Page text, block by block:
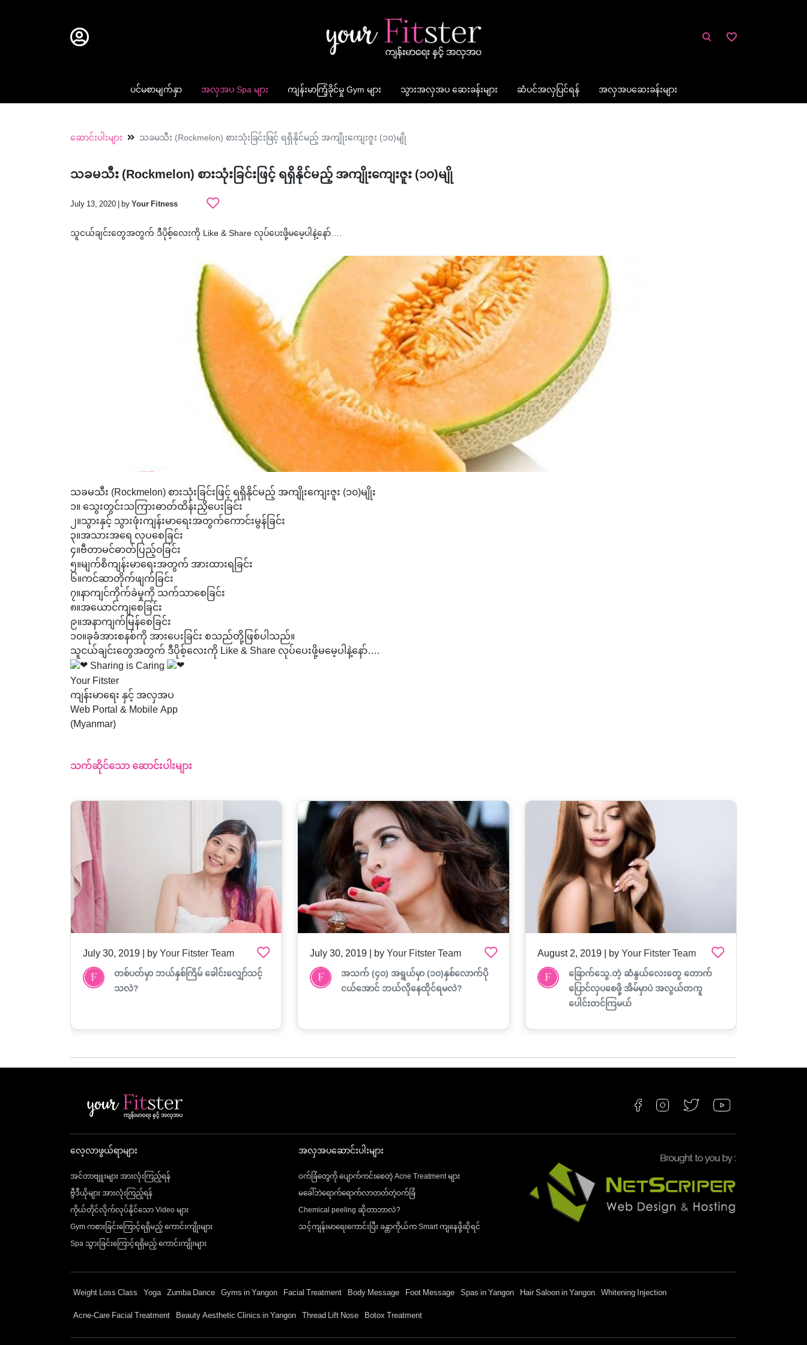
ပင်မစာမျက်နှာ အလှအပ Spa များ ကျန်းမာကြံ့ခိုင်မှု Gym များ သွားအလှအပ ဆေးခန်းများ ဆံပင်အလှပြင်ရန် အလှအပဆေးခန်းများ
ဆောင်းပါးများ သခမသီး (Rockmelon) စားသုံးခြင်းဖြင့် ရရှိနိုင်မည့် အကျိုးကျေးဇူး (၁၀)မျို
သခမသီး (Rockmelon) စားသုံးခြင်းဖြင့် ရရှိနိုင်မည့် အကျိုးကျေးဇူး (၁၀)မျို
July 13, 2020 | byYour Fitness
သူငယ်ချင်းတွေအတွက် ဒီပိုစ့်လေးကို Like & Share လုပ်ပေးဖို့မမေ့ပါနဲ့နော်….
သခမသီး (Rockmelon) စားသုံးခြင်းဖြင့် ရရှိနိုင်မည့် အကျိုးကျေးဇူး (၁၀)မျိုး
၁။ သွေးတွင်းသကြားဓာတ်ထိန်းညှိပေးခြင်း
၂။သွားနှင့် သွားဖုံးကျန်းမာရေးအတွက်ကောင်းမွန်ခြင်း
၃။အသားအရေ လှပစေခြင်း
၄။ဗီတာမင်ဓာတ်ပြည့်၀ခြင်း
၅။မျက်စိကျန်းမာရေးအတွက် အားထားရခြင်း
၆။ကင်ဆာတိုက်ဖျက်ခြင်း
၇။နာကျင်ကိုက်ခဲမှုကို သက်သာစေခြင်း
၈။အယောင်ကျစေခြင်း
၉။အနာကျက်မြန်စေခြင်း
၁၀။ခုခံအားစနစ်ကို အားပေးခြင်း စသည်တို့ဖြစ်ပါသည်။
သူငယ်ချင်းတွေအတွက် ဒီပိုစ့်လေးကို Like & Share လုပ်ပေးဖို့မမေ့ပါနဲ့နော်….
Sharing is Caring
Your Fitster
ကျန်းမာရေး နှင့် အလှအပ
Web Portal & Mobile App
(Myanmar)
သက်ဆိုင်သော ဆောင်းပါးများ
July 30, 2019 | byYour Fitster Team
တစ်ပတ်မှာ ဘယ်နှစ်ကြိမ် ခေါင်းလျှော်သင့်
သလဲ?
July 30, 2019 | byYour Fitster Team
အသက် (၄၀) အရွယ်မှာ (၁၀)နှစ်လောက်ပို
ငယ်အောင် ဘယ်လိုနေထိုင်ရမလဲ?
August 2, 2019 | byYour Fitster Team
ခြောက်သွေ.တဲ့ ဆံနွယ်လေးတွေ တောက်
ပြောင်လှပစေဖို့ အိမ်မှာပဲ အလွယ်တကူ
ပေါင်းတင်ကြမယ်
လေ့လာဖွယ်ရာများ
အင်တာဗျူးများ အားလုံးကြည့်ရန်
ဗွီဒီယိုများ အားလုံးကြည့်ရန်
ကိုယ်တိုင်လိုက်လုပ်နိုင်သော Video များ
Gym ကစားခြင်းကြောင့်ရရှိမည့် ကောင်းကျိုးများ
Spa သွားခြင်းကြောင့်ရရှိမည့် ကောင်းကျိုးများ
အလှအပဆောင်းပါးများ
ဝက်ခြံတွေကို ပျောက်ကင်းစေတဲ့ Acne Treatment များ
မခေါ်ဘဲရောက်ရောက်လာတတ်တဲ့ဝက်ခြံ
Chemical peeling ဆိုတာဘာလဲ?
သင့်ကျန်းမာရေးကောင်းပြီး ခန္တာကိုယ်က Smart ကျနေဖို့ဆိုရင်
Weight Loss Class Yoga Zumba Dance Gyms in Yangon Facial Treatment Body Message Foot Message Spas in Yangon Hair Saloon in Yangon Whitening Injection
Acne-Care Facial Treatment Beauty Aesthetic Clinics in Yangon Thread Lift Nose Botox Treatment